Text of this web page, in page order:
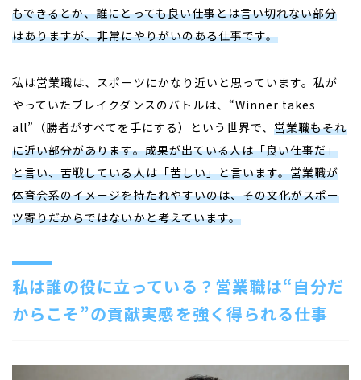
もできるとか、誰にとっても良い仕事とは言い切れない部分
はありますが、非常にやりがいのある仕事です。
私は営業職は、スポーツにかなり近いと思っています。私が
やっていたブレイクダンスのバトルは、“Winner takes
all”（勝者がすべてを手にする）という世界で、営業職もそれ
に近い部分があります。成果が出ている人は「良い仕事だ」
と言い、苦戦している人は「苦しい」と言います。営業職が
体育会系のイメージを持たれやすいのは、その文化がスポー
ツ寄りだからではないかと考えています。
私は誰の役に立っている？営業職は“自分だ
からこそ”の貢献実感を強く得られる仕事